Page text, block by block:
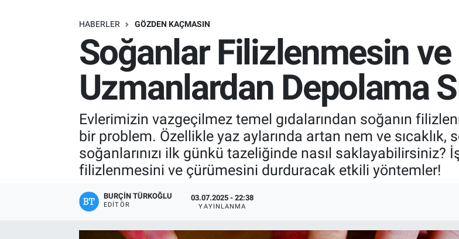
HABERLER GÖZDEN KAÇMASIN
Soğanlar Filizlenmesin
Uzmanlardan Depolama
Evlerimizin vazgeçilmez temel gıdalarından soğanın
bir problem. Özellikle yaz aylarında artan nem ve sıcaklık,
soğanlarınızı ilk günkü tazeliğinde nasıl saklayabilirsiniz?
filizlenmesini ve çürümesini durduracak etkili yöntemler!
BURÇIN TÜRKOĞLU
EDITÖR
03.07.2025 - 22:38
YAYINLANMA
ÖZEL HABER
ASTROLOJİ
RESMİ İLANLAR